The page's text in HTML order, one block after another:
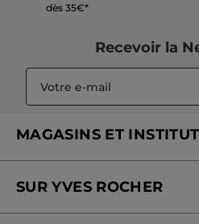
dès 35€*
Recevoir la
MAGASINS ET
Soins en institut
SUR YVES ROCHER